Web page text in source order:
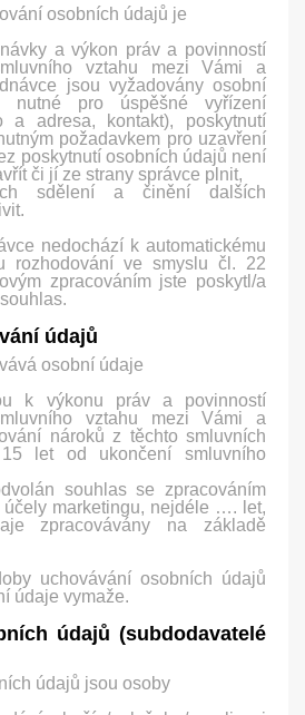
osobních údajů je
a výkon práv a povinností
vztahu mezi Vámi a
jsou vyžadovány osobní
nutné pro úspěšné vyřízení
a adresa, kontakt), poskytnutí
požadavkem pro uzavření
poskytnutí osobních údajů není
či jí ze strany správce plnit,
sdělení a činění dalších
nedochází k automatickému
rozhodování ve smyslu čl. 22
zpracováním jste poskytl/a
údajů
osobní údaje
k výkonu práv a povinností
vztahu mezi Vámi a
nároků z těchto smluvních
let od ukončení smluvního
souhlas se zpracováním
marketingu, nejdéle …. let,
zpracovávány na základě
uchovávání osobních údajů
údaje vymaže.
údajů (subdodavatelé
údajů jsou osoby